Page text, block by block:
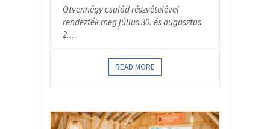
Ötvennégy család részvételével
rendezték meg július 30. és augusztus
2....
READ MORE